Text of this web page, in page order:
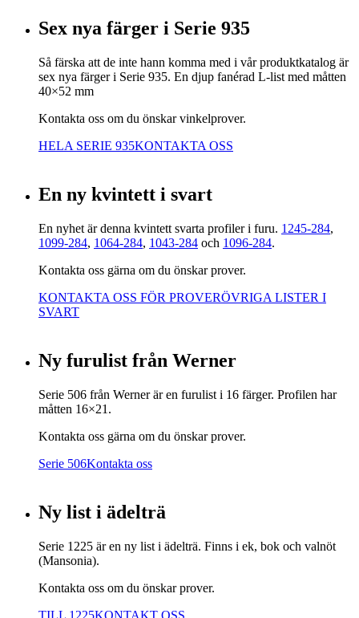
Sex nya färger i Serie 935
Så färska att de inte hann komma med i vår produktkatalog är
sex nya färger i Serie 935. En djup fanérad L-list med måtten
40×52 mm
Kontakta oss om du önskar vinkelprover.
HELA SERIE 935KONTAKTA OSS
En ny kvintett i svart
En nyhet är denna kvintett svarta profiler i furu. 1245-284,
1099-284, 1064-284, 1043-284 och 1096-284.
Kontakta oss gärna om du önskar prover.
KONTAKTA OSS FÖR PROVERÖVRIGA LISTER I
SVART
Ny furulist från Werner
Serie 506 från Werner är en furulist i 16 färger. Profilen har
måtten 16×21.
Kontakta oss gärna om du önskar prover.
Serie 506Kontakta oss
Ny list i ädelträ
Serie 1225 är en ny list i ädelträ. Finns i ek, bok och valnöt
(Mansonia).
Kontakta oss om du önskar prover.
TILL 1225KONTAKT OSS